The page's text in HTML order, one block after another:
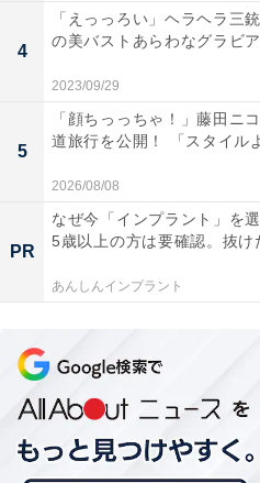
4
「えっっろい」ヘラヘラ三
の美バストあらわなグラビ
2023/09/29
5
「顔ちっっちゃ！」藤田ニ
道旅行を公開！ 「スタイル
2026/08/08
PR
なぜ今「インプラント」を
5歳以上の方は要確認。抜け
あんしんインプラント